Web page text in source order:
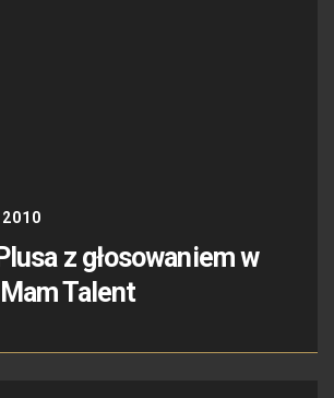
z głosowaniem w
Talent